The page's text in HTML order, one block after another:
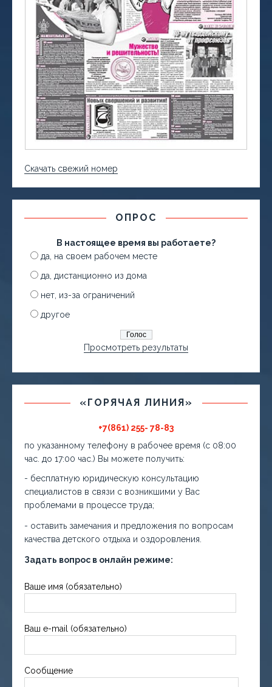
Скачать свежий номер
ОПРОС
В настоящее время вы работаете?
да, на своем рабочем месте
да, дистанционно из дома
нет, из-за ограничений
другое
Просмотреть результаты
«ГОРЯЧАЯ ЛИНИЯ»
+7(861) 255- 78-83
по указанному телефону в рабочее время (с 08:00
час. до 17:00 час.) Вы можете получить:
- бесплатную юридическую консультацию
специалистов в связи с возникшими у Вас
проблемами в процессе труда;
- оставить замечания и предложения по вопросам
качества детского отдыха и оздоровления.
Задать вопрос в онлайн режиме:
Ваше имя (обязательно)
Ваш e-mail (обязательно)
Сообщение